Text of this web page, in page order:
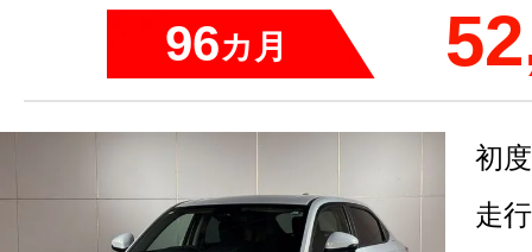
96カ月
初
走